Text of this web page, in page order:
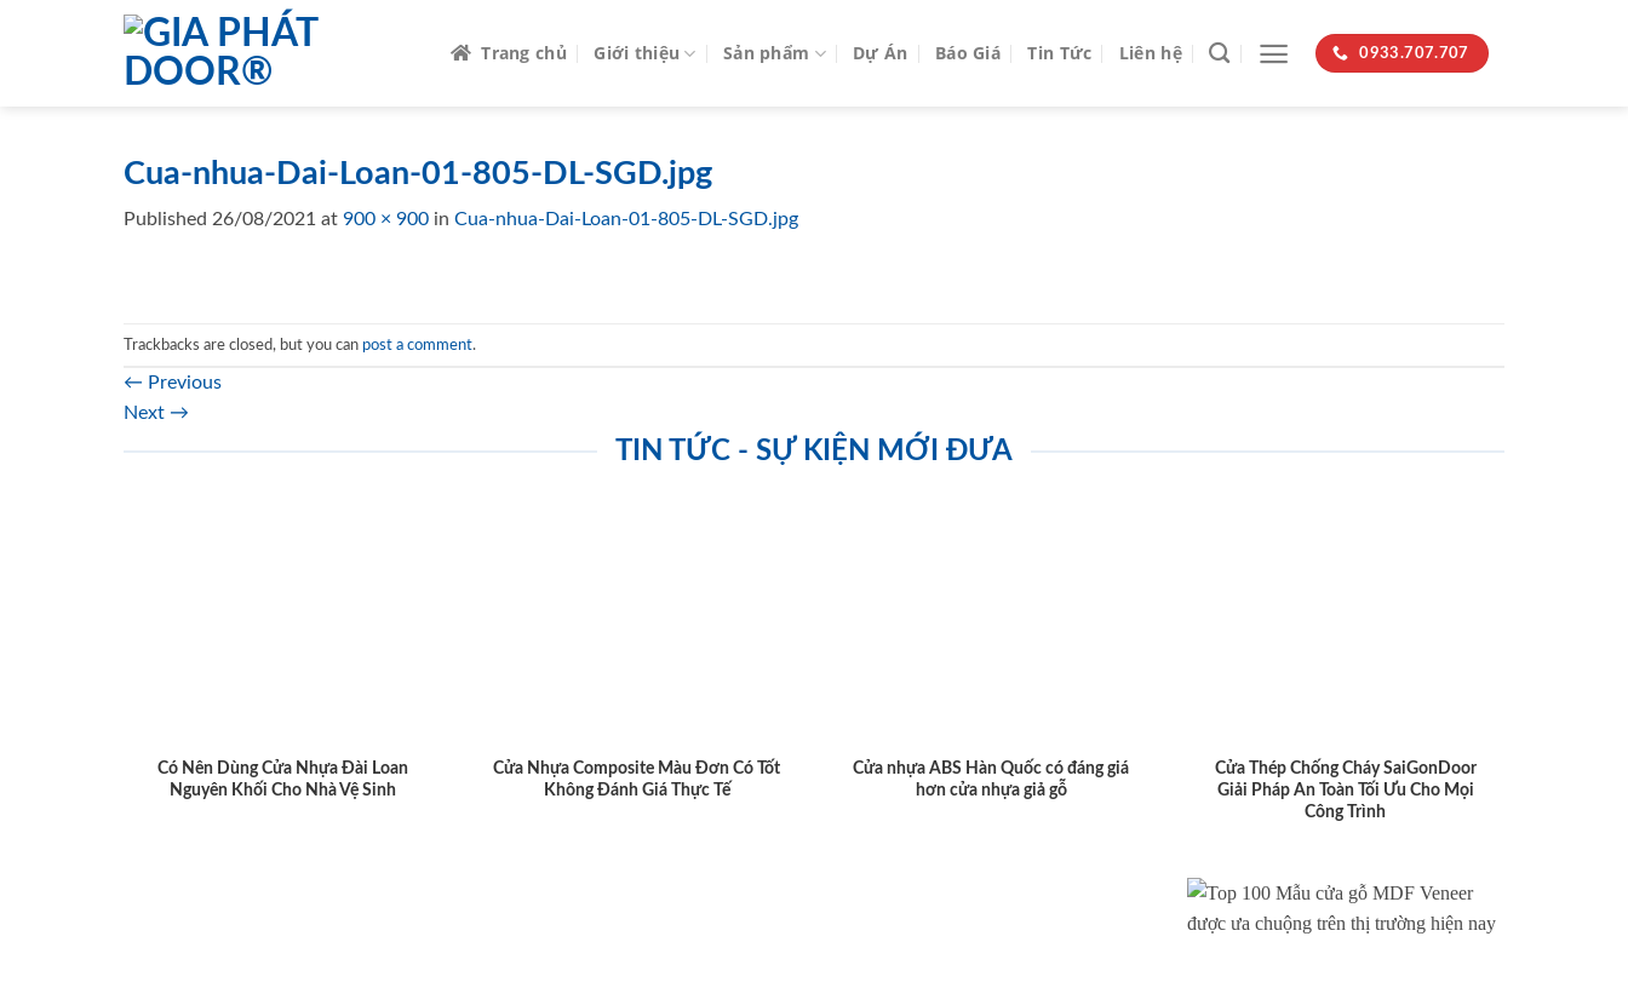
Trang chủ Giới thiệu Sản phẩm Dự Án Báo Giá Tin Tức Liên hệ 0933.707.707
Cua-nhua-Dai-Loan-01-805-DL-SGD.jpg
Published 26/08/2021 at 900 × 900 in Cua-nhua-Dai-Loan-01-805-DL-SGD.jpg
Trackbacks are closed, but you can post a comment.
← Previous
Next →
TIN TỨC - SỰ KIỆN MỚI ĐƯA
Có Nên Dùng Cửa Nhựa Đài Loan
Nguyên Khối Cho Nhà Vệ Sinh
Cửa Nhựa Composite Màu Đơn Có Tốt
Không Đánh Giá Thực Tế
Cửa nhựa ABS Hàn Quốc có đáng giá
hơn cửa nhựa giả gỗ
Cửa Thép Chống Cháy SaiGonDoor
Giải Pháp An Toàn Tối Ưu Cho Mọi
Công Trình